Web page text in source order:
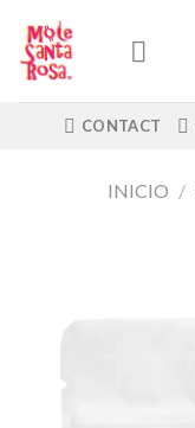
content
CONTACT
INICIO /